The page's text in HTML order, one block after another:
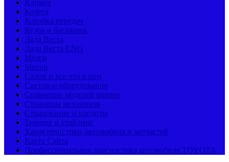
Климат
Колеса
Коробка передач
Кузов и багажник
Лада Веста
Лада Веста CNG
Мозги
Мотор
Салон и все что в нем
Световое оборудование
Сравнение моделей машин
Страницы механиков
Страхование и кредиты
Тюнинг и стайлинг
Характеристики автомобиля и запчастей
Карта Сайта
Профессиональная диагностика автомобиля TOYOTA